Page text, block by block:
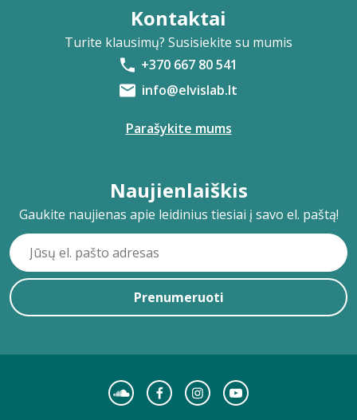
Kontaktai
Turite klausimų? Susisiekite su mumis
+370 667 80 541
info@elvislab.lt
Parašykite mums
Naujienlaiškis
Gaukite naujienas apie leidinius tiesiai į savo el. paštą!
Prenumeruoti